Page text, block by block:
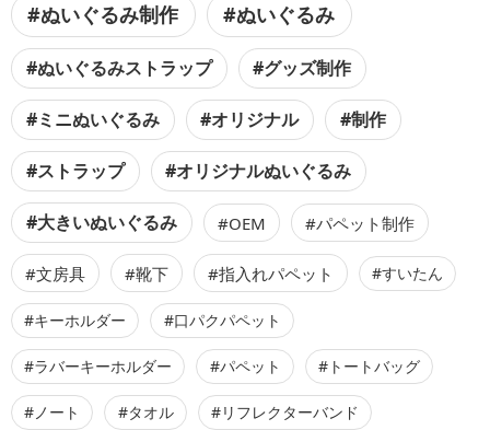
#ぬいぐるみ制作 #ぬいぐるみ
#ぬいぐるみストラップ #グッズ制作
#ミニぬいぐるみ #オリジナル #制作
#ストラップ #オリジナルぬいぐるみ
#大きいぬいぐるみ #OEM #パペット制作
#文房具 #靴下 #指入れパペット #すいたん
#キーホルダー #口パクパペット
#ラバーキーホルダー #パペット #トートバッグ
#ノート #タオル #リフレクターバンド